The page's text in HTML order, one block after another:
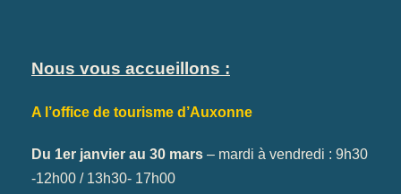
Nous vous accueillons :
A l’office de tourisme d’Auxonne
Du 1er janvier au 30 mars – mardi à vendredi : 9h30
-12h00 / 13h30- 17h00